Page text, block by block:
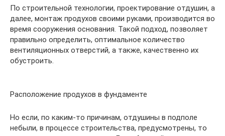
По строительной технологии, проектирование отдушин, а
далее, монтаж продухов своими руками, производится во
время сооружения основания. Такой подход, позволяет
правильно определить, оптимальное количество
вентиляционных отверстий, а также, качественно их
обустроить.
Расположение продухов в фундаменте
Но если, по каким-то причинам, отдушины в подполе
небыли, в процессе строительства, предусмотрены, то